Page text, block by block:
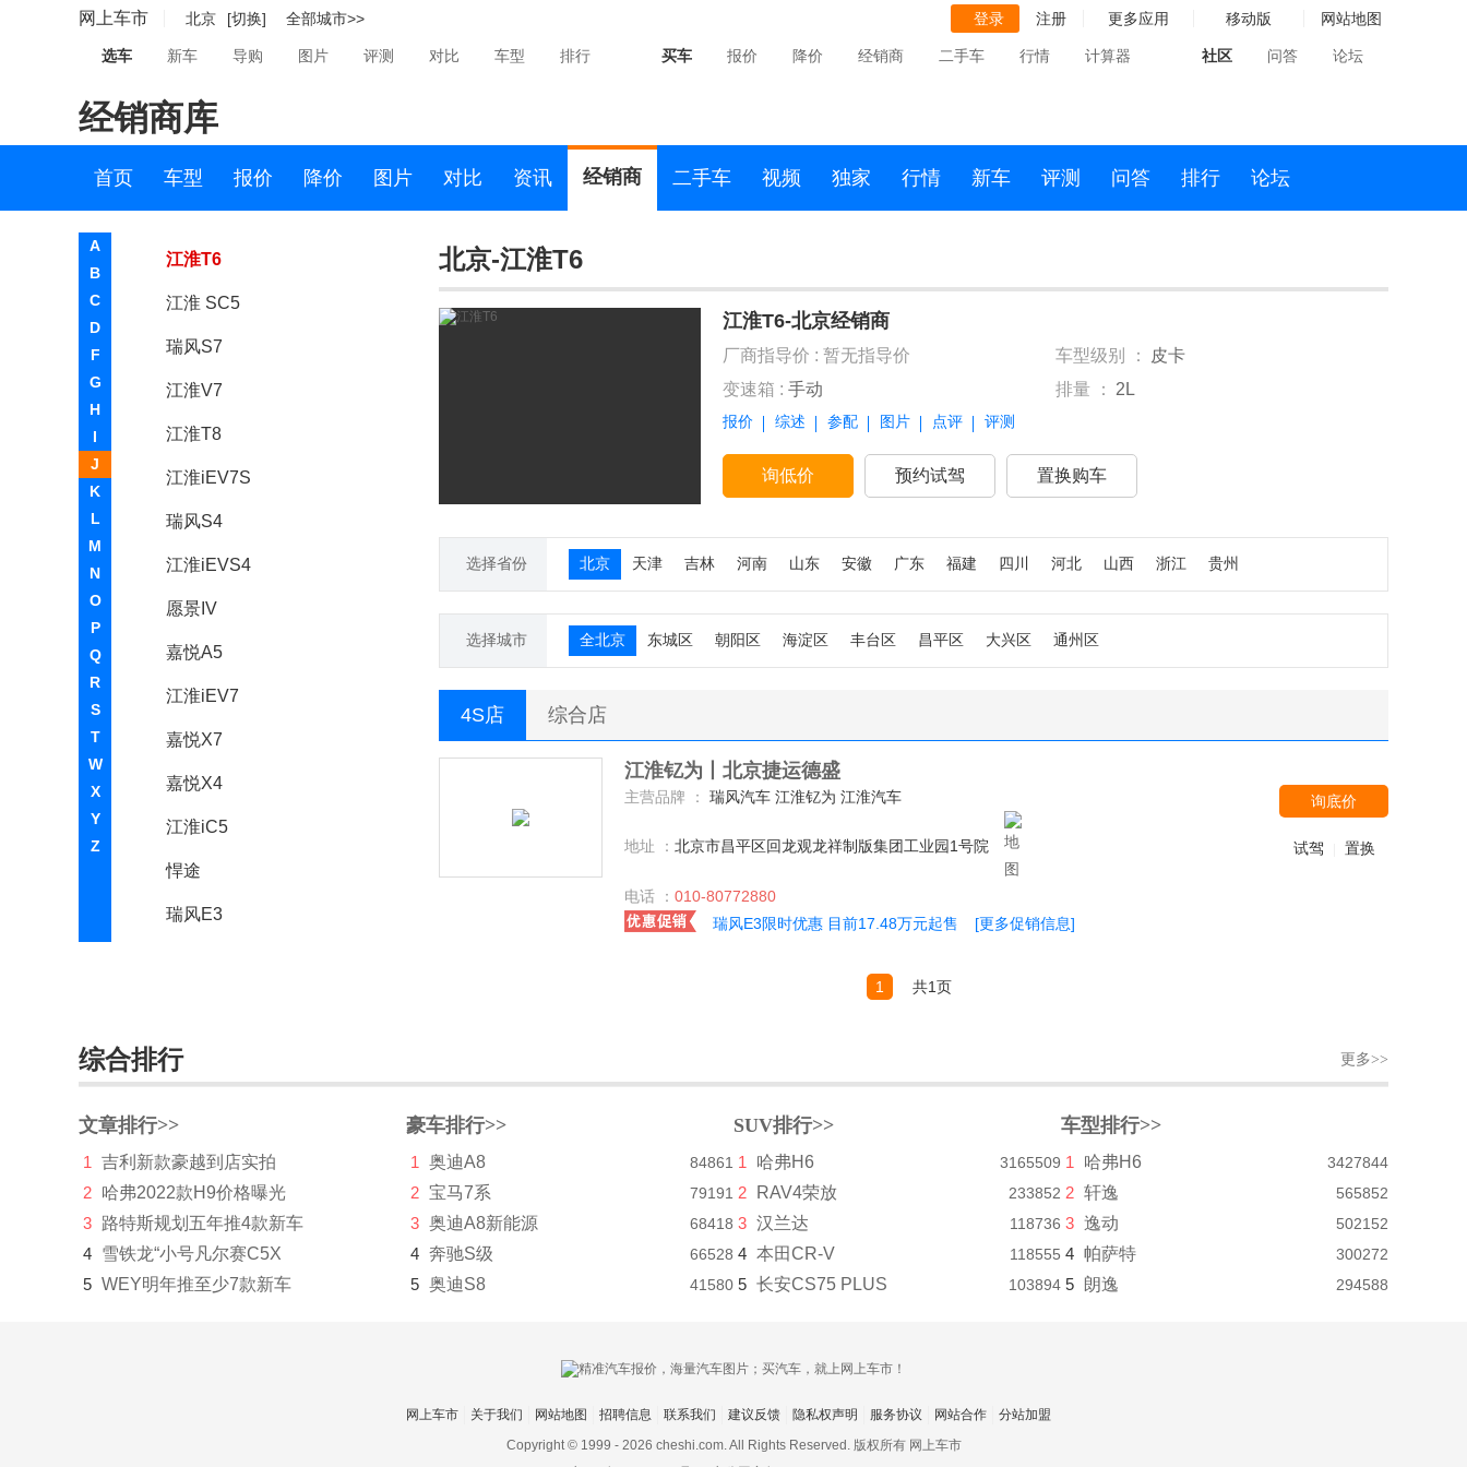
网上车市 北京 [切换] 全部城市>> 登录 注册 更多应用 移动版 网站地图
选车 新车 导购 图片 评测 对比 车型 排行 买车 报价 降价 经销商 二手车 行情 计算器 社区 问答 论坛
经销商库
首页 车型 报价 降价 图片 对比 资讯 经销商 二手车 视频 独家 行情 新车 评测 问答 排行 论坛
A
B
C
D
F
G
H
I
J
K
L
M
N
O
P
Q
R
S
T
W
X
Y
Z
瑞风S3
瑞风A33
瑞风S2
江淮T6
江淮 SC5
瑞风S7
江淮V7
江淮T8
江淮iEV7S
瑞风S4
江淮iEVS4
愿景IV
嘉悦A5
江淮iEV7
嘉悦X7
嘉悦X4
江淮iC5
悍途
瑞风E3
集度
捷豹
捷达
捷尼赛思
捷途
几何汽车
北京-江淮T6
江淮T6-北京经销商
厂商指导价 : 暂无指导价 车型级别 ：
皮卡
变速箱 : 手动 排量 ： 2L
报价 综述 参配 图片 点评 评测
询低价 预约试驾 置换购车
选择省份 北京 天津 吉林 河南 山东 安徽 广东 福建 四川 河北 山西 浙江 贵州
选择城市 全北京 东城区 朝阳区 海淀区 丰台区 昌平区 大兴区 通州区
4S店 综合店
江淮钇为丨北京捷运德盛
主营品牌 ： 瑞风汽车 江淮钇为 江淮汽车
地址 ： 北京市昌平区回龙观龙祥制版集团工业园1号院
电话 ： 010-80772880
瑞风E3限时优惠 目前17.48万元起售
[更多促销信息]
询底价
试驾 置换
1 共1页
综合排行 更多>>
文章排行>>
1
吉利新款豪越到店实拍
2 哈弗2022款H9价格曝光
3 路特斯规划五年推4款新车
4 雪铁龙“小号凡尔赛C5X
5 WEY明年推至少7款新车
豪车排行>>
1 奥迪A8 84861
2 宝马7系 79191
3 奥迪A8新能源 68418
4 奔驰S级 66528
5 奥迪S8 41580
SUV排行>>
1 哈弗H6 3165509
2 RAV4荣放 233852
3 汉兰达 118736
4 本田CR-V 118555
5 长安CS75 PLUS 103894
车型排行>>
1 哈弗H6 3427844
2 轩逸 565852
3 逸动 502152
4 帕萨特 300272
5 朗逸 294588
网上车市 关于我们 网站地图 招聘信息 联系我们 建议反馈 隐私权声明 服务协议 网站合作
分站加盟
Copyright © 1999 - 2026 cheshi.com. All Rights Reserved. 版权所有 网上车市